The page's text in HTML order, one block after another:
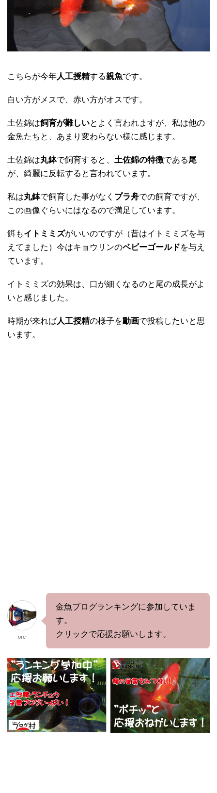
こちらが今年人工授精する親魚です。
白い方がメスで、赤い方がオスです。
土佐錦は飼育が難しいとよく言われますが、私は他の
金魚たちと、あまり変わらない様に感じます。
土佐錦は丸鉢で飼育すると、 土佐錦の特徴である尾
が、綺麗に反転すると言われています。
私は丸鉢で飼育した事がなく プラ舟での飼育ですが、
この画像ぐらいにはなるので満足しています。
餌もイトミミズがいいのですが（昔はイトミミズを与
えてました）今はキョウリンのベビーゴールドを与え
ています。
イトミミズの効果は、口が細くなるのと尾の成長がよ
いと感じました。
時期が来れば人工授精の様子を動画で投稿したいと思
います。
ore
金魚ブログランキングに参加していま
す。
クリックで応援お願いします。